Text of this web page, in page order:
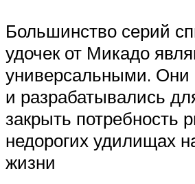
Большинство серий
удочек от Микадо
универсальными. Они
и разрабатывались
закрыть потребность
недорогих удилищах
жизни